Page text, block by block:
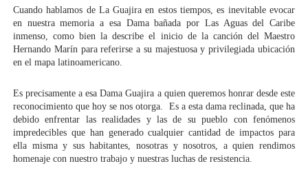
Cuando hablamos de La Guajira en estos tiempos, es inevitable evocar
en nuestra memoria a esa Dama bañada por Las Aguas del Caribe
inmenso, como bien la describe el inicio de la canción del Maestro
Hernando Marín para referirse a su majestuosa y privilegiada ubicación
en el mapa latinoamericano.
Es precisamente a esa Dama Guajira a quien queremos honrar desde este
reconocimiento que hoy se nos otorga.  Es a esta dama reclinada, que ha
debido enfrentar las realidades y las de su pueblo con fenómenos
impredecibles que han generado cualquier cantidad de impactos para
ella misma y sus habitantes, nosotras y nosotros, a quien rendimos
homenaje con nuestro trabajo y nuestras luchas de resistencia.